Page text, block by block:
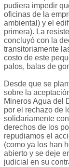
pudiera impedir
oficinas de la
ambiental) y el
primera). La
concluyó con la
transitoriamente
costo de este
palos, balas de
Desde que se
sobre la
Mineros Agua del
por el rechazo de
solidariamente
derechos de los
repudiamos el
(como ya los han
abierto y se deje
judicial en su